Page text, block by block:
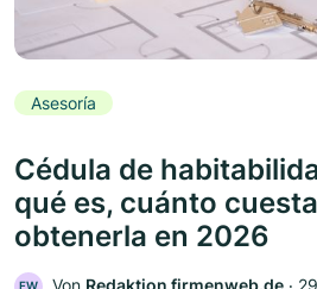
Asesoría
Cédula de
qué es, cuánto
obtenerla en 2026